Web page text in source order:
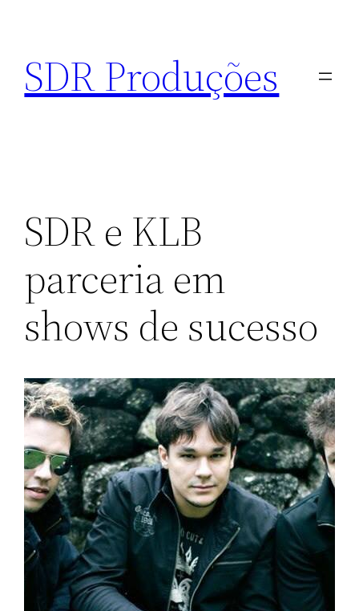
conteúdo
SDR Produções
SDR e KLB
parceria em
shows de sucesso